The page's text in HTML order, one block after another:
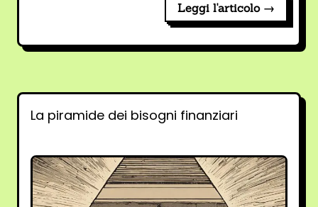
Leggi l'articolo →
La piramide dei bisogni finanziari